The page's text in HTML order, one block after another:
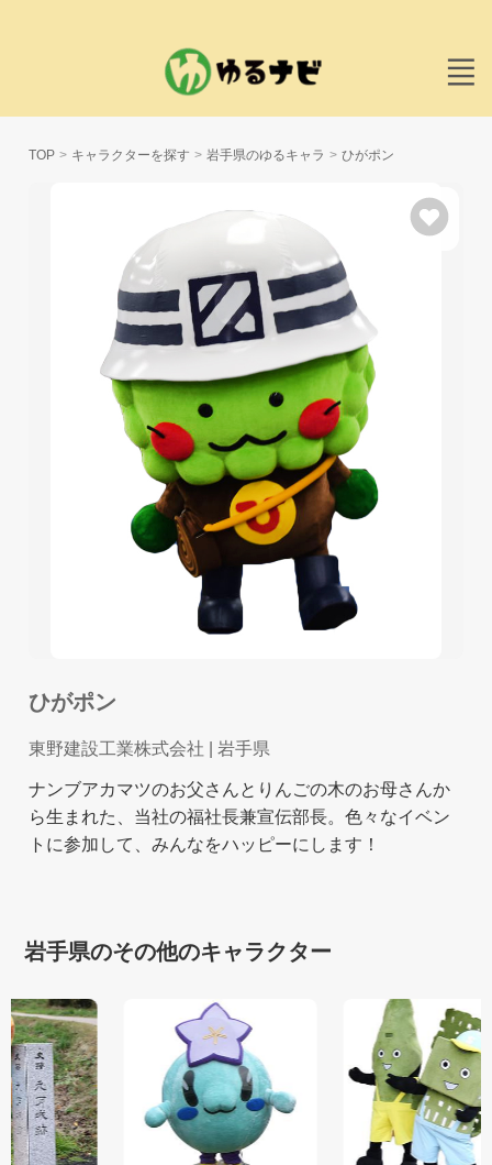
TOP キャラクターを探す 岩手県のゆるキャラ ひがポン
ひがポン
東野建設工業株式会社 | 岩手県
ナンブアカマツのお父さんとりんごの木のお母さんか
ら生まれた、当社の福社長兼宣伝部長。色々なイベン
トに参加して、みんなをハッピーにします！
岩手県のその他のキャラクター